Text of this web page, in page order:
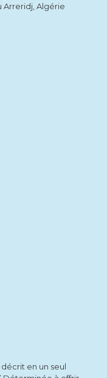
Arreridj, Algérie
décrit en un seul